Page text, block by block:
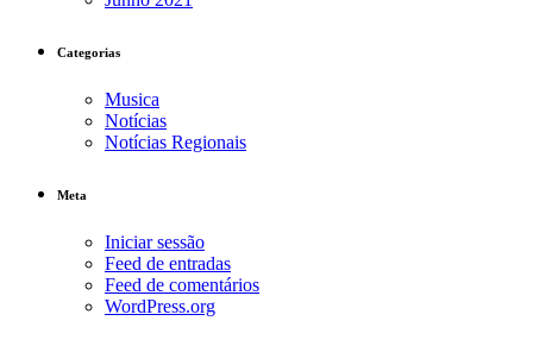
Categorias
Musica
Notícias
Notícias Regionais
Meta
Iniciar sessão
Feed de entradas
Feed de comentários
WordPress.org